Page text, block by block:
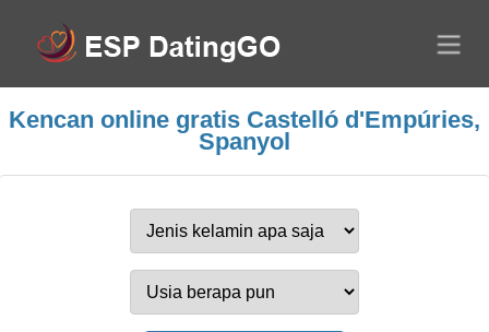
Kencan online gratis Castelló d'Empúries,
Spanyol